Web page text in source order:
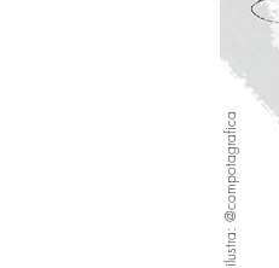
ilustra: @compotagrafica